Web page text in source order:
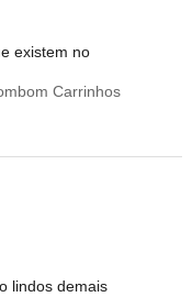
existem no
Carrinhos
lindos demais